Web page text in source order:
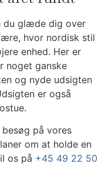
du glæde dig over
hvor nordisk stil
enhed. Her er
noget ganske
og nyde udsigten
er også
på vores
om at holde en
os på +45 49 22 50